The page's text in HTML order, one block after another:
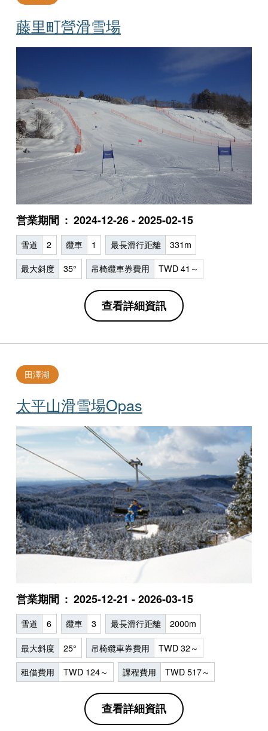
藤里町營滑雪場
営業期間 2024-12-26 - 2025-02-15
雪道 2 纜車 1 最長滑行距離 331m
最大斜度 35° 吊椅纜車券費用 TWD 41～
查看詳細資訊
太平山滑雪場Opas
田澤湖
営業期間 2025-12-21 - 2026-03-15
雪道 6 纜車 3 最長滑行距離 2000m
最大斜度 25° 吊椅纜車券費用 TWD 32～
租借費用 TWD 124～ 課程費用 TWD 517～
查看詳細資訊